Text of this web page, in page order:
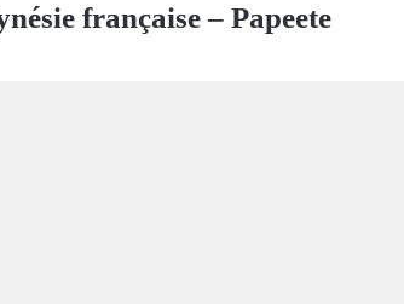
française – Papeete